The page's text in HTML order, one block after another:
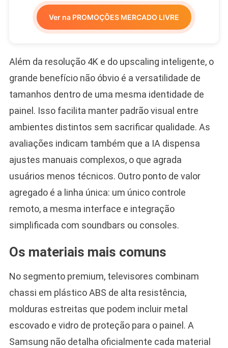
Ver na PROMOÇÕES MERCADO LIVRE
Além da resolução 4K e do upscaling inteligente, o
grande benefício não óbvio é a versatilidade de
tamanhos dentro de uma mesma identidade de
painel. Isso facilita manter padrão visual entre
ambientes distintos sem sacrificar qualidade. As
avaliações indicam também que a IA dispensa
ajustes manuais complexos, o que agrada
usuários menos técnicos. Outro ponto de valor
agregado é a linha única: um único controle
remoto, a mesma interface e integração
simplificada com soundbars ou consoles.
Os materiais mais comuns
No segmento premium, televisores combinam
chassi em plástico ABS de alta resistência,
molduras estreitas que podem incluir metal
escovado e vidro de proteção para o painel. A
Samsung não detalha oficialmente cada material